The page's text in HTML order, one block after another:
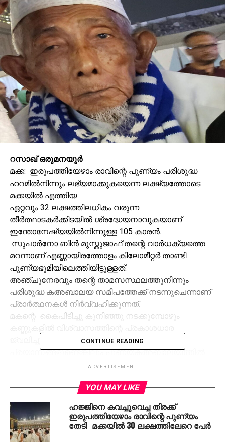
റസാഖ് ഒരുമനയൂര്‍
മക്ക: ഇരുപത്തിയേഴാം രാവിന്റെ പുണ്യം പരിശുദ്ധ
ഹറമില്‍നിന്നും ലഭ്യമാക്കുകയെന്ന ലക്ഷ്യത്തോടെ
മക്കയില്‍ എത്തിയ
ഏറ്റവും 32 ലക്ഷത്തിലധികം വരുന്ന
തീര്‍ത്ഥാടകര്‍ക്കിടയില്‍ ശ്രദ്ധേയനാവുകയാണ്
ഇന്തോനേഷ്യയില്‍നിന്നുള്ള 105 കാരന്‍.
സുപാര്‍നോ ബിന്‍ മുസ്തുജാഫ് തന്റെ വാര്‍ധക്യത്തെ
മറന്നാണ് എണ്ണായിരത്തോളം കിലോമീറ്റര്‍ താണ്ടി
പുണ്യഭൂമിയിലെത്തിയിട്ടുള്ളത്.
അഞ്ചുനേരവും തന്റെ താമസസ്ഥലത്തുനിന്നും
പരിശുദ്ധ കഅബാലയ സമീപത്തേക്ക് നടന്നുചെന്നാണ്
പ്രാര്‍ത്ഥനകള്‍ നിര്‍വ്വഹിക്കുന്നത്.
മകന്റെ കൈപിടിച്ചു കുനിഞ്ഞു നടക്കുമ്പോഴും
ജ്വലിച്ചുനില്‍ക്കുന്നു. വാര്‍ധക്യസഹചമായ
പ്രയാസങ്ങളുണ്ടെങ്കിലും പുണ്യകഅബാലയത്തില്‍
എത്തുകയെന്ന ആഗ്രഹം നിറവേറ്റാനാണ് തന്റെ
രാത്രി തറാവീഹും അതുകഴിഞ്ഞു അര്‍ധരാത്രി
ഖിയാമുല്ലൈലി നമസ്‌കാരത്തിനും കഅബാഷരീഫിന്
സമീപമെത്തും. പുലര്‍ച്ചെ മൂന്നുമണിയോടെ
താമസിക്കുന്ന ഹോട്ടലില്‍ തിരിച്ചെത്തുന്ന ഇദ്ദേഹം
രാവിലെ നാലരയോടെ വീണ്ടും സുബ്ഹി
CONTINUE READING
ADVERTISEMENT
YOU MAY LIKE
ഹജ്ജിനെ കവച്ചുവെച്ച തിരക്ക്
ഇരുപത്തിയേഴാം രാവിന്റെ പുണ്യം
തേടി മക്കയില്‍ 30 ലക്ഷത്തിലേറെ പേർ